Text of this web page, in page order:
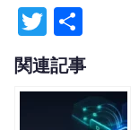
T
w
it
te
有
関連記事